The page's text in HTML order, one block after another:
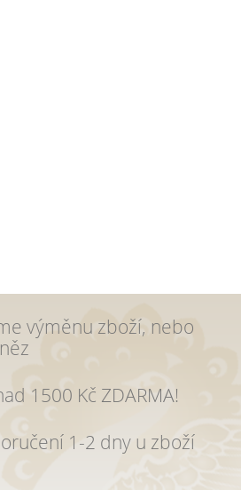
výměnu zboží, nebo
1500 Kč ZDARMA!
1-2 dny u zboží